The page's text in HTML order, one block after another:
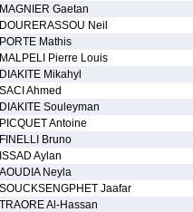
MAGNIER Gaetan
DOURERASSOU Neil
PORTE Mathis
MALPELI Pierre Louis
DIAKITE Mikahyl
SACI Ahmed
DIAKITE Souleyman
PICQUET Antoine
FINELLI Bruno
ISSAD Aylan
AOUDIA Neyla
SOUCKSENGPHET Jaafar
TRAORE Al-Hassan